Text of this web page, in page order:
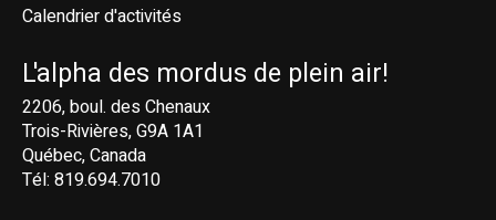
Calendrier d'activités
L'alpha des mordus de plein air!
2206, boul. des Chenaux
Trois-Rivières, G9A 1A1
Québec, Canada
Tél: 819.694.7010